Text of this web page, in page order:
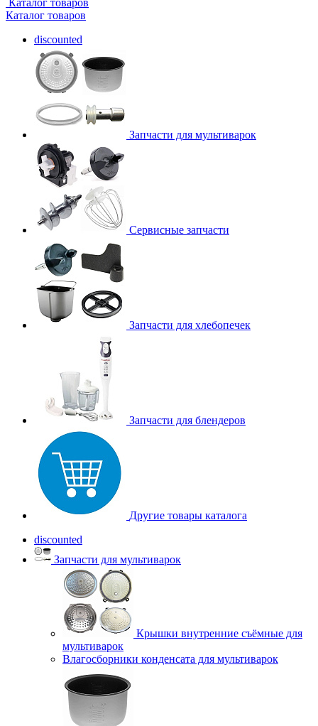
Каталог товаров
Каталог товаров
discounted
Запчасти для мультиварок
Сервисные запчасти
Запчасти для хлебопечек
Запчасти для блендеров
Другие товары каталога
discounted
Запчасти для мультиварок
Крышки внутренние съёмные для
мультиварок
Влагосборники конденсата для мультиварок